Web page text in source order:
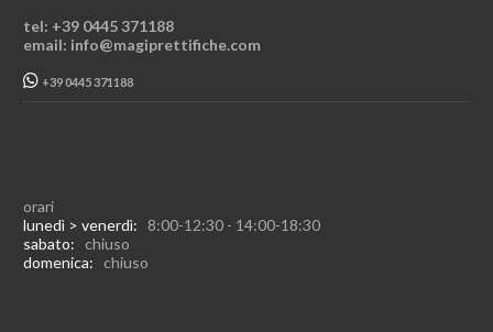
tel: +39 0445 371188
email: info@magiprettifiche.com
+39 0445 371188
orari
lunedì > venerdì: 8:00-12:30 - 14:00-18:30
sabato: chiuso
domenica: chiuso